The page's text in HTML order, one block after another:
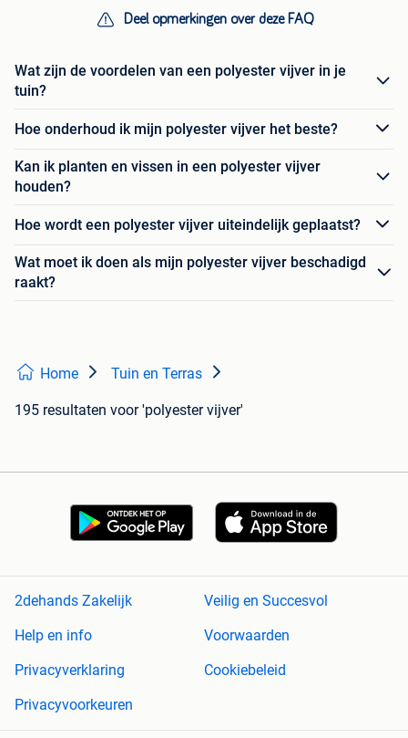
Deel opmerkingen over deze FAQ
Wat zijn de voordelen van een polyester vijver in je
tuin?
Hoe onderhoud ik mijn polyester vijver het beste?
Kan ik planten en vissen in een polyester vijver
houden?
Hoe wordt een polyester vijver uiteindelijk geplaatst?
Wat moet ik doen als mijn polyester vijver beschadigd
raakt?
Home Tuin en Terras
195 resultaten voor 'polyester vijver'
2dehands Zakelijk
Veilig en Succesvol
Help en info
Voorwaarden
Privacyverklaring
Cookiebeleid
Privacyvoorkeuren